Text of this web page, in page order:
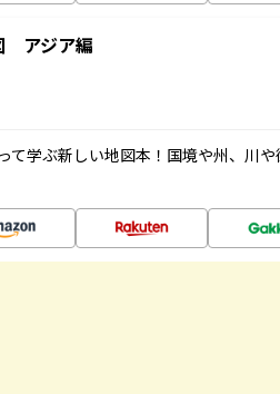
アジア編
て学ぶ新しい地図本！国境や州、川